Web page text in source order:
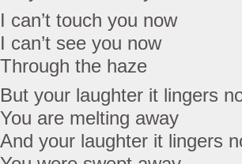
I can’t touch you now
I can’t see you now
Through the haze
But your laughter it lingers
You are melting away
And your laughter it lingers